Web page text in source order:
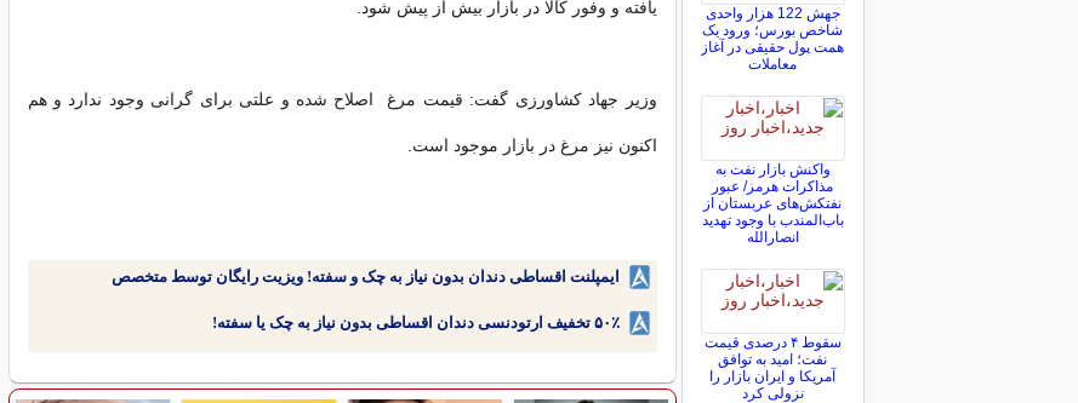
یافته و وفور کالا در بازار بیش از پیش شود.
وزیر جهاد کشاورزی گفت: قیمت مرغ اصلاح شده و علتی برای گرانی وجود ندارد و هم
اکنون نیز مرغ در بازار موجود است.
ایمپلنت اقساطی دندان بدون نیاز به چک و سفته! ویزیت رایگان توسط متخصص
۵۰٪ تخفیف ارتودنسی دندان اقساطی بدون نیاز به چک یا سفته!
جهش 122 هزار واحدی
شاخص بورس؛ ورود یک
همت پول حقیقی در آغاز
معاملات
واکنش بازار نفت به
مذاکرات هرمز/ عبور
نفتکش‌های عربستان از
باب‌المندب با وجود تهدید
انصارالله
سقوط ۴ درصدی قیمت
نفت؛ امید به توافق
آمریکا و ایران بازار را
نزولی کرد